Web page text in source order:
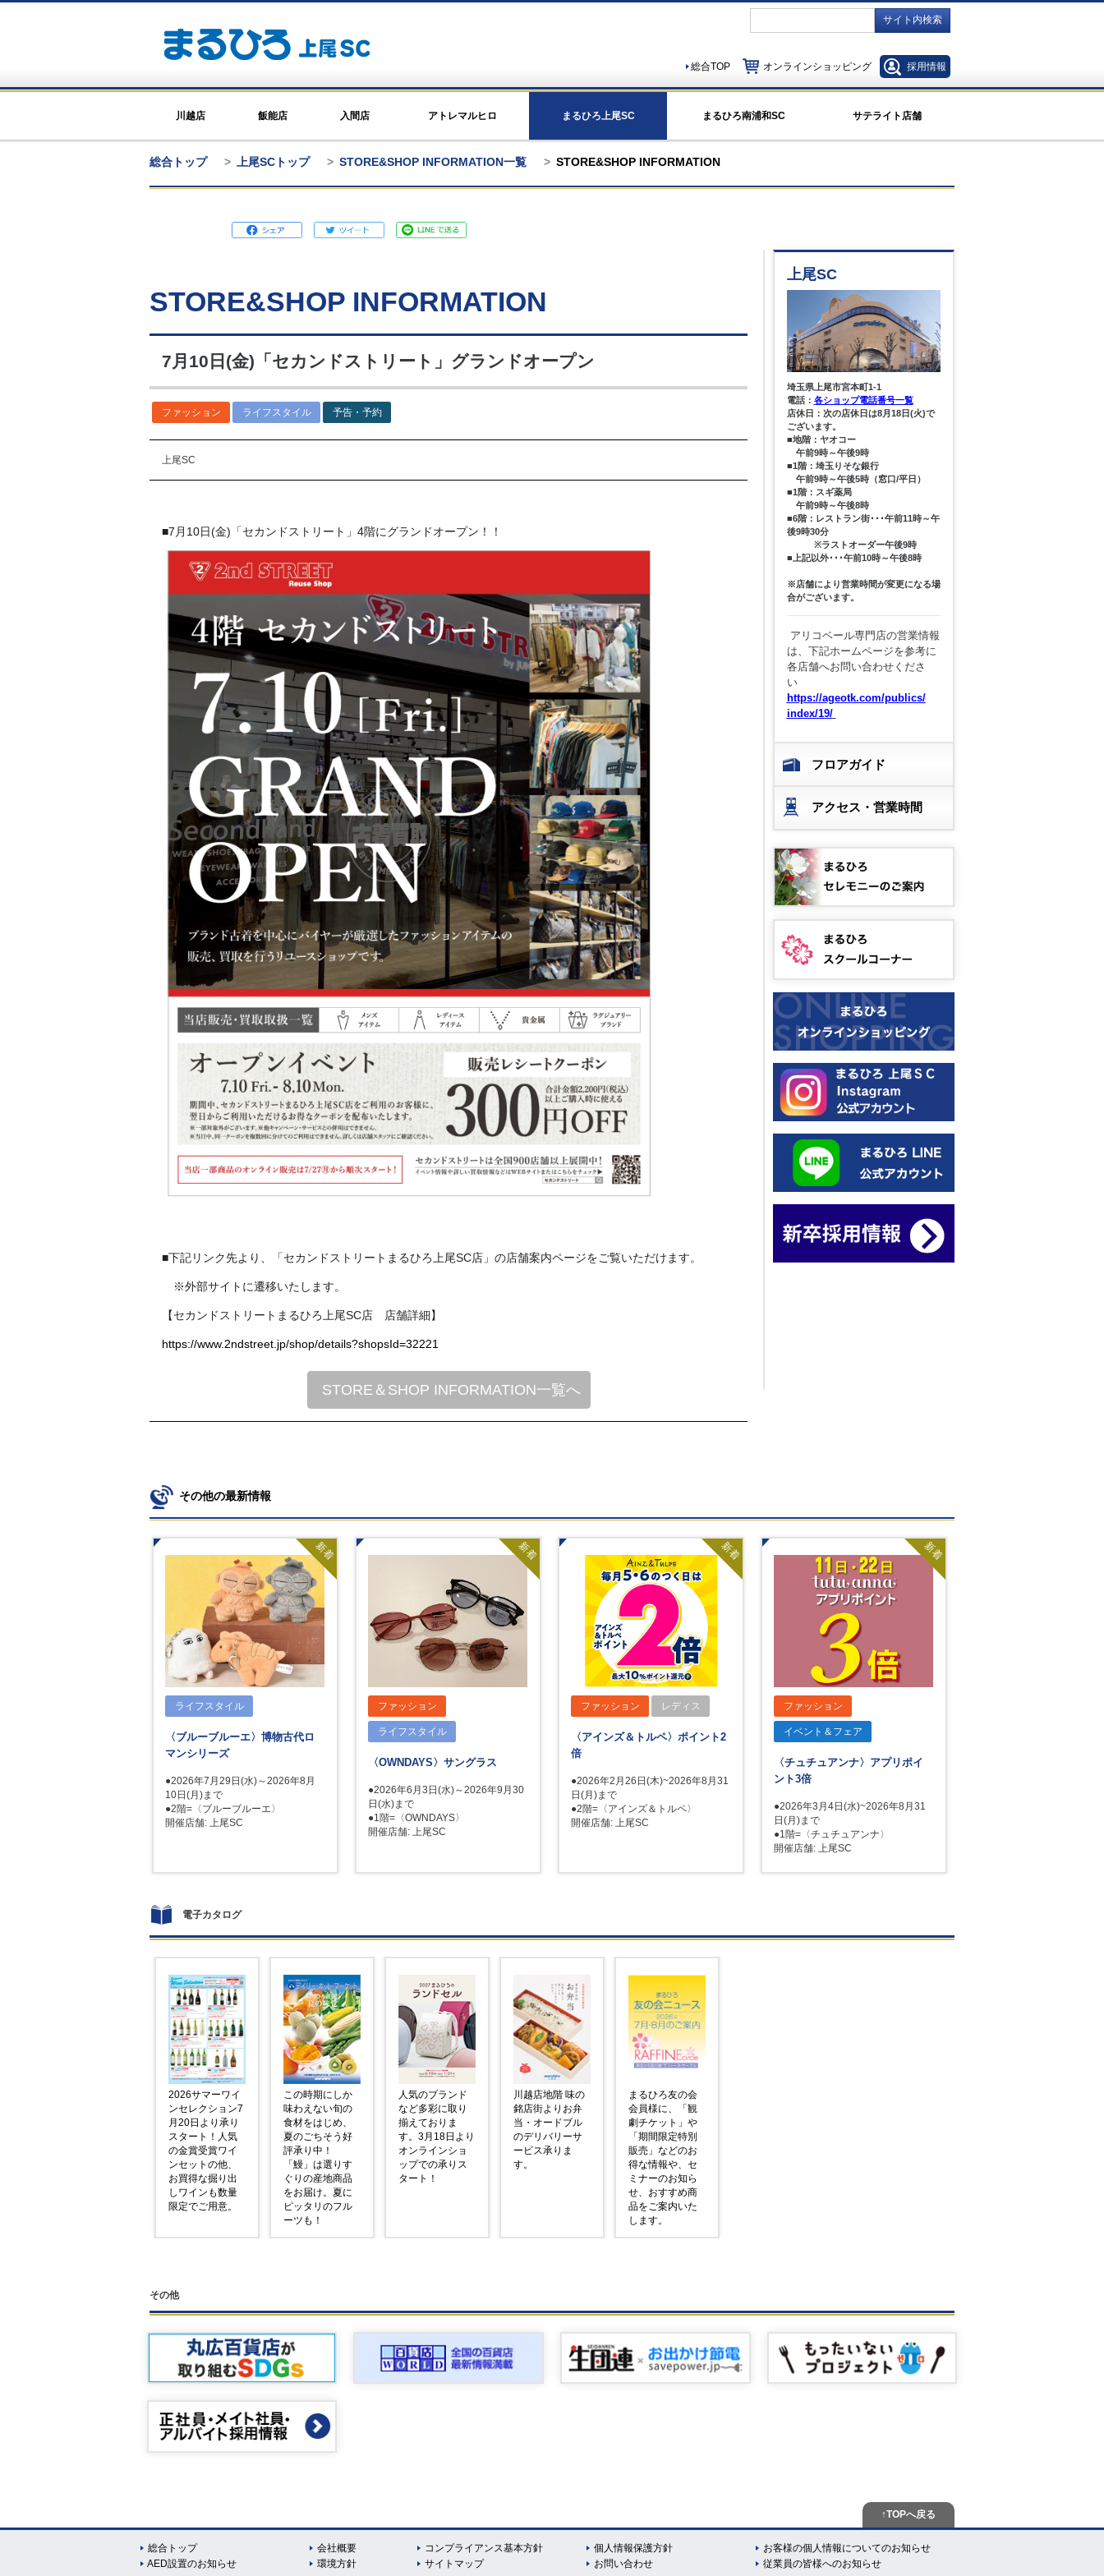
サイト内検索
総合TOP オンラインショッピング 採用情報
川越店 飯能店 入間店 アトレマルヒロ まるひろ上尾SC まるひろ南浦和SC サテライト店舗
総合トップ 上尾SCトップ STORE&SHOP INFORMATION一覧 STORE&SHOP INFORMATION
STORE&SHOP INFORMATION
7月10日(金)「セカンドストリート」グランドオープン
ファッション ライフスタイル 予告・予約
上尾SC
■7月10日(金)「セカンドストリート」4階にグランドオープン！！
■下記リンク先より、「セカンドストリートまるひろ上尾SC店」の店舗案内ページをご覧いただけます。
※外部サイトに遷移いたします。
【セカンドストリートまるひろ上尾SC店 店舗詳細】
https://www.2ndstreet.jp/shop/details?shopsId=32221
STORE＆SHOP INFORMATION一覧へ
上尾SC
埼玉県上尾市宮本町1-1
電話： 各ショップ電話番号一覧
店休日：次の店休日は8月18日(火)で
ございます。
■地階：ヤオコー
午前9時～午後9時
■1階：埼玉りそな銀行
午前9時～午後5時（窓口/平日）
■1階：スギ薬局
午前9時～午後8時
■6階：レストラン街･･･午前11時～午
後9時30分
※ラストオーダー午後9時
■上記以外･･･午前10時～午後8時
※店舗により営業時間が変更になる場
合がございます。
アリコベール専門店の営業情報
は、下記ホームページを参考に
各店舗へお問い合わせくださ
い
https://ageotk.com/publics/
index/19/
フロアガイド
アクセス・営業時間
その他の最新情報
新着
ライフスタイル
〈ブルーブルーエ〉博物古代ロ
マンシリーズ
●2026年7月29日(水)～2026年8月
10日(月)まで
●2階=〈ブルーブルーエ〉
開催店舗: 上尾SC
新着
ファッション
ライフスタイル
〈OWNDAYS〉サングラス
●2026年6月3日(水)～2026年9月30
日(水)まで
●1階=〈OWNDAYS〉
開催店舗: 上尾SC
新着
ファッション レディス
〈アインズ＆トルペ〉ポイント2
倍
●2026年2月26日(木)~2026年8月31
日(月)まで
●2階=〈アインズ＆トルペ〉
開催店舗: 上尾SC
新着
ファッション
イベント＆フェア
〈チュチュアンナ〉アプリポイ
ント3倍
●2026年3月4日(水)~2026年8月31
日(月)まで
●1階=〈チュチュアンナ〉
開催店舗: 上尾SC
電子カタログ
2026サマーワイ
ンセレクション7
月20日より承り
スタート！人気
の金賞受賞ワイ
ンセットの他、
お買得な掘り出
しワインも数量
限定でご用意。
この時期にしか
味わえない旬の
食材をはじめ、
夏のごちそう好
評承り中！
「鰻」は選りす
ぐりの産地商品
をお届け。夏に
ピッタリのフル
ーツも！
人気のブランド
など多彩に取り
揃えておりま
す。3月18日より
オンラインショ
ップでの承りス
タート！
川越店地階 味の
銘店街よりお弁
当・オードブル
のデリバリーサ
ービス承りま
す。
まるひろ友の会
会員様に、「観
劇チケット」や
「期間限定特別
販売」などのお
得な情報や、セ
ミナーのお知ら
せ、おすすめ商
品をご案内いた
します。
その他
↑TOPへ戻る
総合トップ 会社概要 コンプライアンス基本方針 個人情報保護方針
お客様の個人情報についてのお知らせ
AED設置のお知らせ
環境方針 サイトマップ お問い合わせ 従業員の皆様へのお知らせ